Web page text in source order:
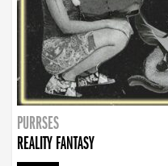
PURRSES
REALITY FANTASY